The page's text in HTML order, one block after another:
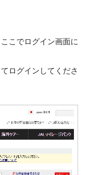
こでログイン画面に
ログインしてくださ